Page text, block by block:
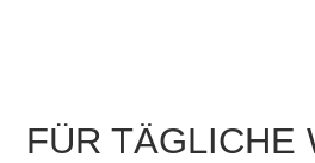
FÜR TÄGLICHE